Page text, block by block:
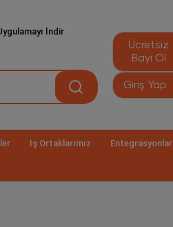
İndir
Ücretsiz
Bayi Ol
Giriş Yap
İş Ortaklarımız Entegrasyonlar